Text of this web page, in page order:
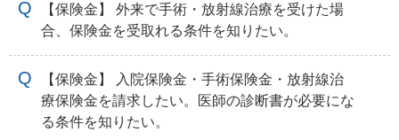
【保険金】 外来で手術・放射線治療を受けた場
合、保険金を受取れる条件を知りたい。
【保険金】 入院保険金・手術保険金・放射線治
療保険金を請求したい。医師の診断書が必要にな
る条件を知りたい。